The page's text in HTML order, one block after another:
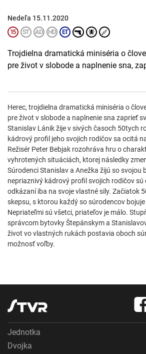
Nedeľa 15.11.2020
Trojdielna dramatická miniséria o
pre život v slobode a naplnenie sna,
Herec, trojdielna dramatická miniséria o
pre život v slobode a naplnenie sna zaprieť
Stanislav Lánik žije v sivých časoch 50tych
kádrový profil jeho svojich rodičov sa ocitá
Režisér Peter Bebjak rozohráva hru o
vyhrotených situáciách, ktorej následky
Súrodenci Stanislav a Anežka žijú so svojou
nepriaznivý kádrový profil svojich rodičov sú
odkázaní iba na svoje vlastné sily. Začiatok
skepsu, s ktorou každý so súrodencov
Nepriateľmi sú všetci, priateľov je málo.
správcom bytovky Štepánskym a
život vo vlastných rukách postavia oboch
možnosť voľby.
Jednotka
Dvojka